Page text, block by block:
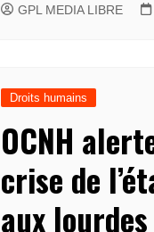
GPL MEDIA LIBRE
Droits humains
OCNH
crise de
aux lourdes